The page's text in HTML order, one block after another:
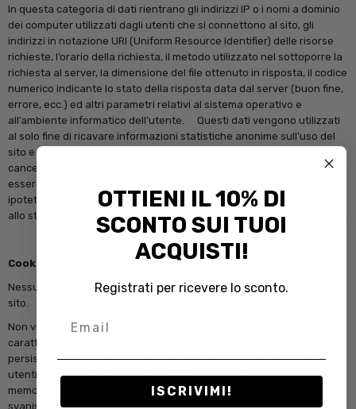
In questa categoria di dati rientrano gli indirizzi IP o i nomi a dominio
dei computer utilizzati dagli utenti che si connettono al sito, gli
indirizzi in notazione URI (Uniform Resource Identifier) delle risorse
richieste, l’orario della richiesta, il metodo utilizzato nel sottoporre la
richiesta al server, la dimensione del file ottenuto in risposta, il codice
numerico indicante lo stato della risposta data dal server (buon fine,
errore, ecc.) ed altri parametri relativi al sistema operativo e
all’ambiente informatico dell’utente. Questi dati vengono utilizzati
al solo fine di ricavare informazioni statistiche anonime sull’uso del
sito e per controllarne il corretto funzionamento e vengono
cancellati immediatamente dopo l’elaborazione. I dati potrebbero
essere utilizzati per l’accertamento di responsabilità in caso di
ipotetici reati informatici ai danni del sito: salva questa eventualità,
allo stato i dati sui contatti web non persistono per più di sette giorni.
Cookie:
Nessun dato personale degli utenti viene in proposito acquisito dal
sito.
Non viene fatto uso di cookie per la trasmissione di informazioni di
carattere personale, né vengono utilizzati (cosiddetti) c.d. cookie
persistenti di alcun tipo, ovvero sistemi per il tracciamento degli
utenti. L’uso di c.d. cookie tecnici di sessione (che non vengono
memorizzati in modo persistente sul computer dell’utente e
svaniscono con la chiusura del browser) è strettamente limitato alla
OTTIENI IL 10% DI
SCONTO SUI TUOI
ACQUISTI!
Registrati per ricevere lo sconto.
ISCRIVIMI!